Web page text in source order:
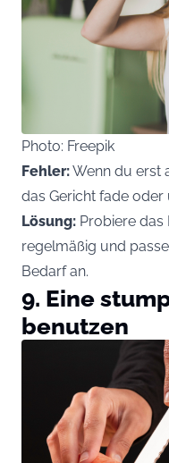
Photo: Freepik
Fehler:Wenn du erst
das Gericht fade
Lösung: Probiere das
regelmäßig und
Bedarf an.
9. Eine
benutzen